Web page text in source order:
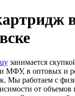
занимается
МФУ, в оптовых и
Мы работаем с
от